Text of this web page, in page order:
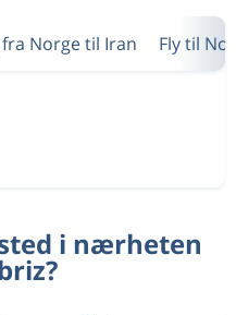
fra Norge til Iran Fly til
i nærheten